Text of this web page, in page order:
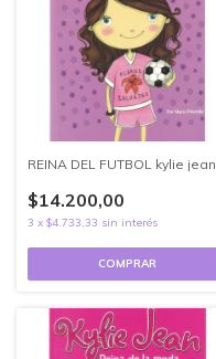
REINA DEL FUTBOL kylie jean
$14.200,00
3 x $4.733,33 sin interés